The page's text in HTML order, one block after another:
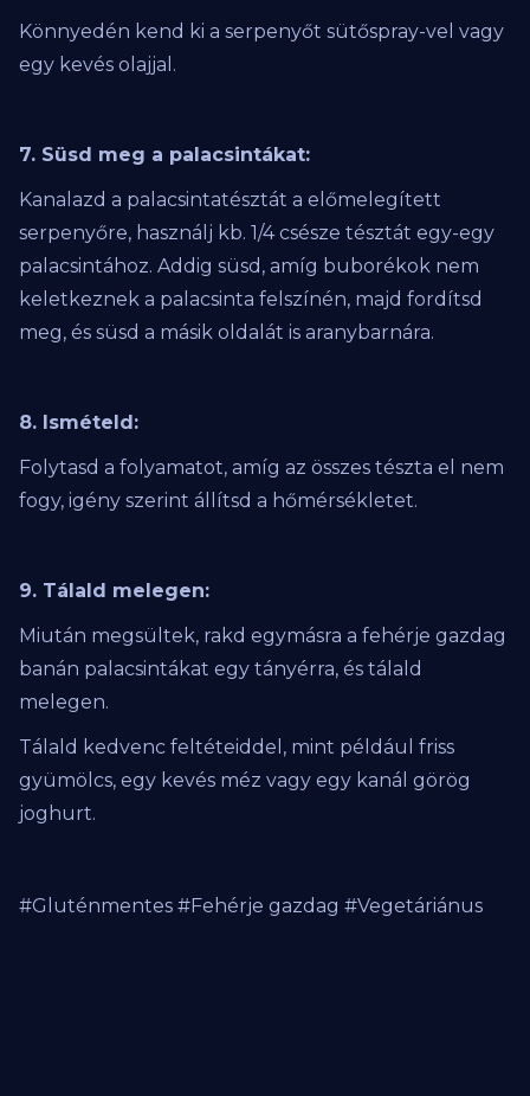
Könnyedén kend ki a serpenyőt sütőspray-vel vagy
egy kevés olajjal.
7. Süsd meg a palacsintákat:
Kanalazd a palacsintatésztát a előmelegített
serpenyőre, használj kb. 1/4 csésze tésztát egy-egy
palacsintához. Addig süsd, amíg buborékok nem
keletkeznek a palacsinta felszínén, majd fordítsd
meg, és süsd a másik oldalát is aranybarnára.
8. Ismételd:
Folytasd a folyamatot, amíg az összes tészta el nem
fogy, igény szerint állítsd a hőmérsékletet.
9. Tálald melegen:
Miután megsültek, rakd egymásra a fehérje gazdag
banán palacsintákat egy tányérra, és tálald
melegen.
Tálald kedvenc feltéteiddel, mint például friss
gyümölcs, egy kevés méz vagy egy kanál görög
joghurt.
#Gluténmentes #Fehérje gazdag #Vegetáriánus